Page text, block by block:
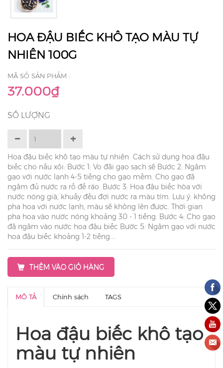
HOA ĐẬU BIẾC KHÔ TẠO MÀU TỰ
NHIÊN 100G
MÃ SỐ SẢN PHẨM :
37.000₫
SỐ LƯỢNG
Hoa đậu biếc khô tạo màu tự nhiên Cách sử dụng hoa đậu
biếc cho nấu xôi: Bước 1: Vo đãi gạo sạch sẽ Bước 2: Ngâm
gạo với nước lạnh 4-5 tiếng cho gạo mềm. Cho gạo đã
ngâm đủ nước ra rổ để ráo. Bước 3: Hoa đậu biếc hòa với
nước nóng già, khuấy đều đợi nước ra màu tím. Lưu ý: không
pha hoa với nước lạnh, màu sẽ không lên được. Thời gian
pha hoa vào nước nóng khoảng 30 - 1 tiếng. Bước 4: Cho gạo
đã ngâm vào nước hoa đậu biếc Bước 5: Ngâm gạo với nước
hoa đậu biếc khoảng 1-2 tiếng....
THÊM VÀO GIỎ HÀNG
MÔ TẢ Chính sách TAGS
Hoa đậu biếc khô tạo
màu tự nhiên